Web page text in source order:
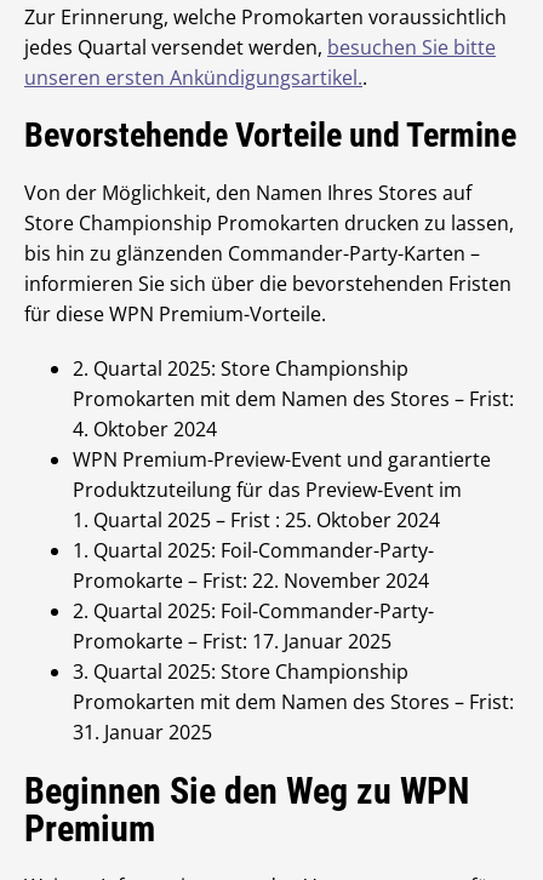
Zur Erinnerung, welche Promokarten voraussichtlich
jedes Quartal versendet werden, besuchen Sie bitte
unseren ersten Ankündigungsartikel..
Bevorstehende Vorteile und Termine
Von der Möglichkeit, den Namen Ihres Stores auf
Store Championship Promokarten drucken zu lassen,
bis hin zu glänzenden Commander-Party-Karten –
informieren Sie sich über die bevorstehenden Fristen
für diese WPN Premium-Vorteile.
2. Quartal 2025: Store Championship
Promokarten mit dem Namen des Stores – Frist:
4. Oktober 2024
WPN Premium-Preview-Event und garantierte
Produktzuteilung für das Preview-Event im
1. Quartal 2025 – Frist : 25. Oktober 2024
1. Quartal 2025: Foil-Commander-Party-
Promokarte – Frist: 22. November 2024
2. Quartal 2025: Foil-Commander-Party-
Promokarte – Frist: 17. Januar 2025
3. Quartal 2025: Store Championship
Promokarten mit dem Namen des Stores – Frist:
31. Januar 2025
Beginnen Sie den Weg zu WPN
Premium